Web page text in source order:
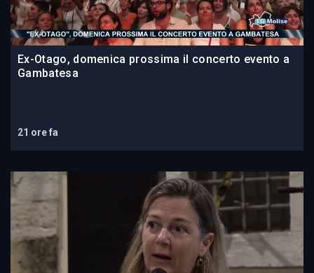
Ex-Otago, domenica prossima il concerto evento a
Gambatesa
21 ore fa